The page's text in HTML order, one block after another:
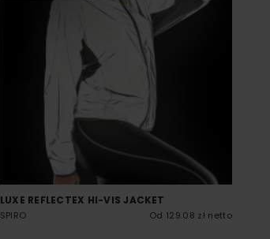
LUXE REFLECTEX HI-VIS JACKET
SPIRO Od 129.08 zł netto